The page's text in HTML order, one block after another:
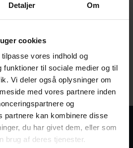
Detaljer Om
cookies
vores indhold og
funktioner til sociale medier og til
Vi deler også oplysninger om
med vores partnere inden
og
partnere kan kombinere disse
du har givet dem, eller som
brug af deres tjenester.
tildeler CSM Midt Nord
225.000 kr.